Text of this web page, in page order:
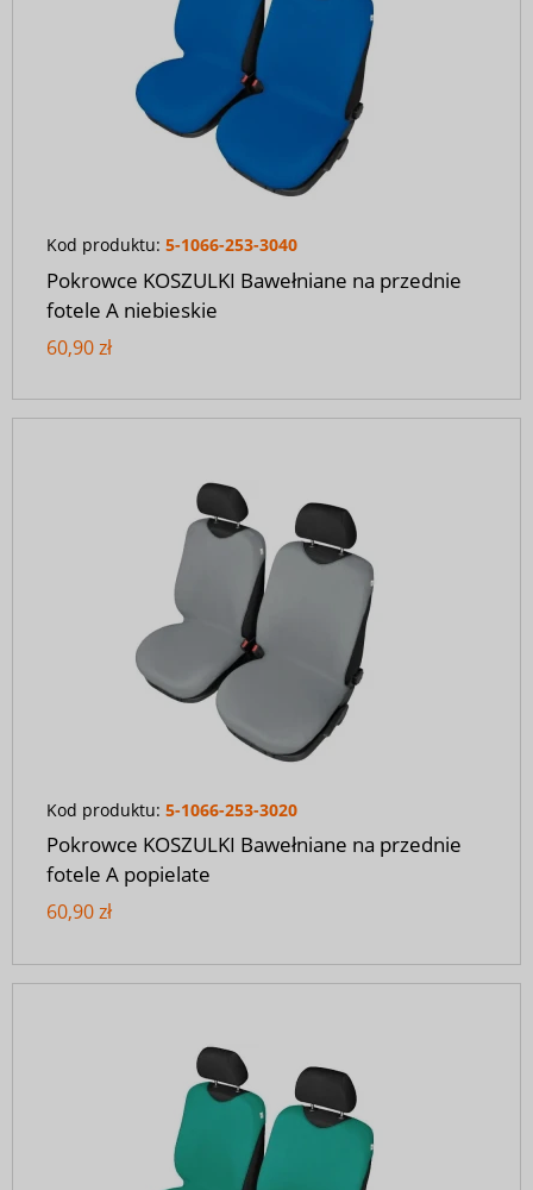
Kod produktu: 5-1066-253-3040
Pokrowce KOSZULKI Bawełniane na przednie
fotele A niebieskie
60,90 zł
Kod produktu: 5-1066-253-3020
Pokrowce KOSZULKI Bawełniane na przednie
fotele A popielate
60,90 zł